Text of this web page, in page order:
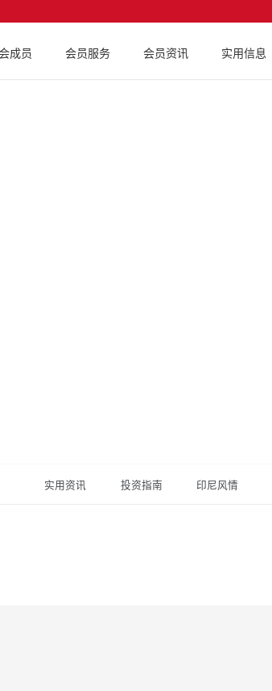
成员 会员服务 会员资讯 实用信息
实用资讯 投资指南 印尼风情